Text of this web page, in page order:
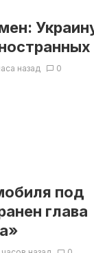
назад 0
под
глава